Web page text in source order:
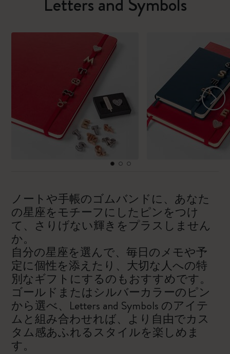
ノートや手帳のゴムバンドに、あなた
の星座をモチーフにしたピンをつけ
て、さりげない輝きをプラスしません
か。
自分の星座を選んで、毎日のメモや予
定に個性を添えたり、大切な人への特
別なギフトにするのもおすすめです。
ゴールドまたはシルバーカラーのピン
から選べ、Letters and Symbols のアイテ
ムと組み合わせれば、より自由でカス
タム感あふれるスタイルを楽しめま
す。